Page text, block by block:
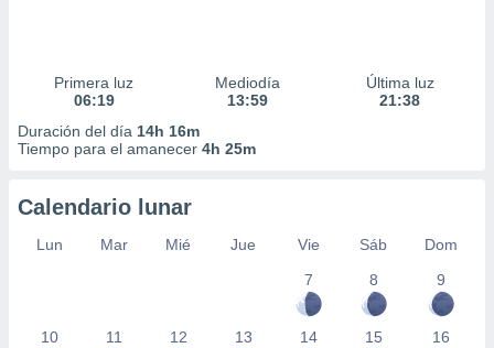
Primera luz
06:19
Mediodía
13:59
Última luz
21:38
Duración del día 14h 16m
Tiempo para el amanecer 4h 25m
Calendario lunar
Lun Mar Mié Jue Vie Sáb
Dom
7
8 9
10 11 12 13 14 15 16